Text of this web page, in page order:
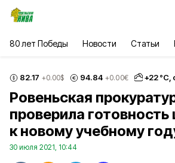
80 лет Победы Новости Статьи
82.17 +0.00$ 94.84 +0.00€ +22°С,
Ровеньская
проверила готовность
к новому учебному
30 июля 2021, 10:44